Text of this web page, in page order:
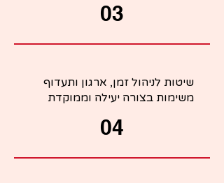
03
שיטות לניהול זמן, ארגון ותעדוף
משימות בצורה יעילה וממוקדת
04